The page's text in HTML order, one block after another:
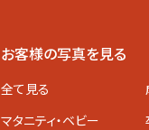
お客様の写真を見る
全て見る
マタニティ・ベビー